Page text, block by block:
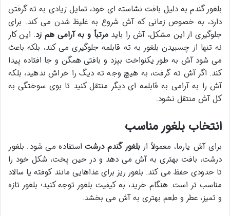
بلغور گندم به دلیل بافت نشاسته ای خود، تمایل زیادی به ته گرفتن
دارد، به خصوص زمانی که آش شروع به غلیظ شدن می کند. برای
جلوگیری از این مشکل، آش را بایدمرتباً و به آرامی هم زد. این کار
نه تنها از چسبیدن بلغور به ته قابلمه جلوگیری می کند، بلکه باعث
می شود آش به طور یکنواخت بپزد و بافتی همگن و جا افتاده پیدا
کند. اگر آش ته گرفت، به هیچ وجه ته دیگ را خراش ندهید، بلکه
آش را به آرامی به قابلمه ای دیگر منتقل کنید تا بوی سوختگی به
کل آش منتقل نشود.
انتخاب بلغور مناسب
برای آش یارما، معمولاً ازبلغور گندم درشتاستفاده می شود. بلغور
درشت، بافت بهتری به آش می دهد و در حین پخت، شکل خود را
تا حدودی حفظ می کند. بلغور ریز برای غذاهایی مانند کوفته یا سالاد
مناسب تر است. هنگام خرید، به کیفیت بلغور توجه کنید؛ بلغور تازه
و تمیز، عطر و طعم بهتری به آش می بخشد.